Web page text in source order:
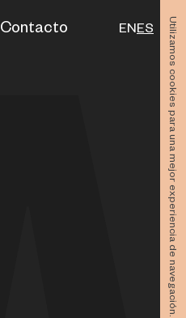
Utilizamos cookies para una mejor experiencia de navegación.
Contacto ENES